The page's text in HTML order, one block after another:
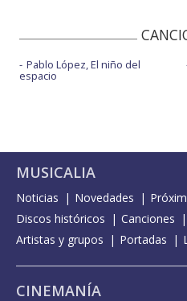
Pablo López, El niño del
espacio
MUSICALIA
Noticias Novedades
Discos históricos
Canciones
Artistas y grupos
Portadas
CINEMANÍA